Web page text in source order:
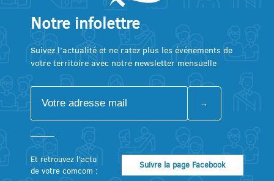
Notre infolettre
Suivez l’actualité et ne ratez plus les événements de
votre territoire avec notre newsletter mensuelle
Et retrouvez l’actu
de votre comcom :
Suivre la page Facebook